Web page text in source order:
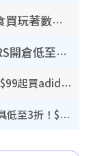
【8月生日優惠2026】全港85大食買玩著數攻略 自助餐/火鍋放題同行免費＋誠品/DONKI送現金券
開倉優惠｜銅鑼灣MICHAEL KORS開倉低至17折！直擊$500起買手袋/銀包/鞋款 必買經典Jet Set系列
開倉優惠｜馬拉松開倉低至3折！直擊$99起買adidas／New Balance／Puma鞋款 STANLEY保溫杯劈價至$119起
廚具優惠｜普樂氏/意美廚/Buffalo廚具低至3折！$89起買煎鍋／炒鑊／個人鍋 同場小家電激減至$99起